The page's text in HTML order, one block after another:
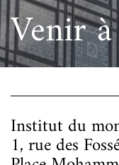
Venir
Institut du
1, rue des